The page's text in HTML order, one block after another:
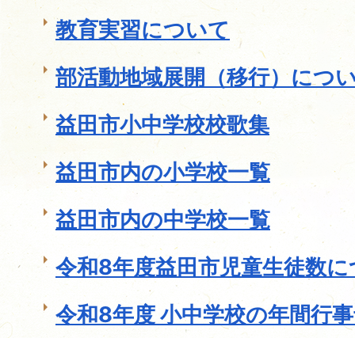
教育実習について
部活動地域展開（移行）につ
益田市小中学校校歌集
益田市内の小学校一覧
益田市内の中学校一覧
令和8年度益田市児童生徒数
令和8年度 小中学校の年間行